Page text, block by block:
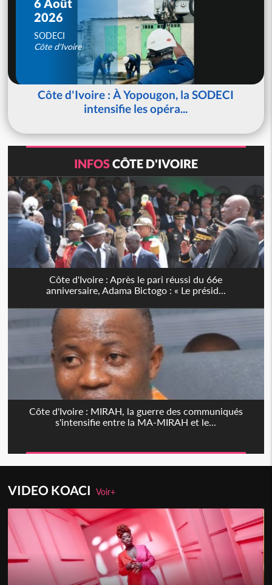
2026
SODECI
Côte d'Ivoire
Côte d'Ivoire : À Yopougon, la SODECI
intensifie les opéra...
INFOSCÔTE D'IVOIRE
Côte d'Ivoire : Après le pari réussi du 66e
anniversaire, Adama Bictogo : « Le présid...
Côte d'Ivoire : MIRAH, la guerre des communiqués
s'intensifie entre la MA-MIRAH et le...
VIDEO KOACIVoir+